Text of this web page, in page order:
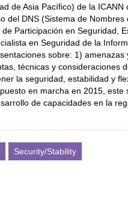
de Asia Pacífico) de la
del DNS (Sistema de
Participación en Seguridad,
en Seguridad de la
sobre: 1)
técnicas y consideraciones
la seguridad, estabilidad y
en marcha en 2015,
de capacidades en la
Security/Stability